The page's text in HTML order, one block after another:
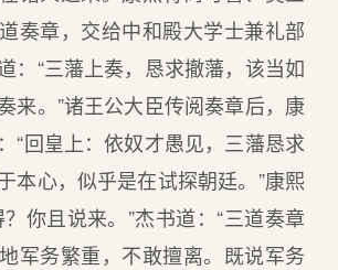
奏章，交给中和殿大学士兼礼部
：“三藩上奏，恳求撤藩，该当如
来。”诸王公大臣传阅奏章后，康
“回皇上：依奴才愚见，三藩恳求
本心，似乎是在试探朝廷。”康熙
你且说来。”杰书道：“三道奏章
军务繁重，不敢擅离。既说军务